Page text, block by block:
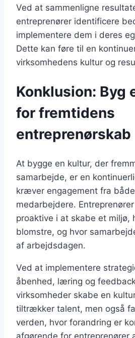
Ved at sammenligne
entreprenører identificere
implementere dem i deres
Dette kan føre til en
virksomhedens kultur og
Konklusion: Byg
for fremtidens
entreprenørskab
At bygge en kultur, der
samarbejde, er en
kræver engagement fra
medarbejdere.
proaktive i at skabe et miljø,
blomstre, og hvor
af arbejdsdagen.
Ved at implementere
åbenhed, læring og
virksomheder skabe en
tiltrækker talent, men også
verden, hvor forandring er
afgørende for entreprenører